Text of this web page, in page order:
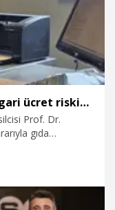
Karaoğlu: Gıda mühendisleri asgari ücret riskiyle karşı karşıya
Prof. Dr.
gıda
düzeyinde hatta
dedi.